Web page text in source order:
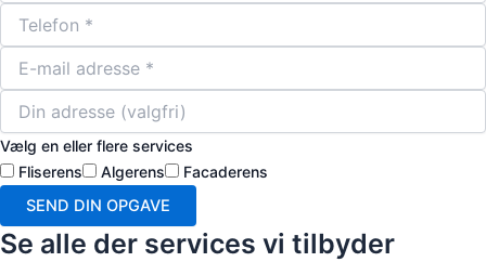
Vælg en eller flere services
Fliserens
Algerens Facaderens
SEND DIN OPGAVE
Se alle der services vi tilbyder